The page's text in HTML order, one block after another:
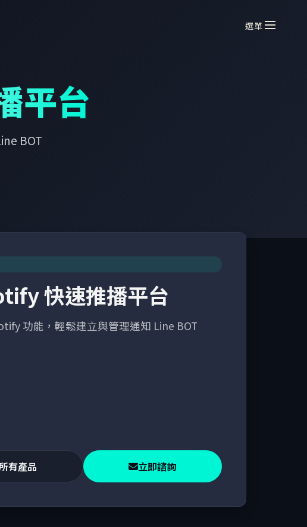
選單
平台
BOT
快速推播平台
功能，輕鬆建立與管理通知 Line BOT
有產品 立即諮詢